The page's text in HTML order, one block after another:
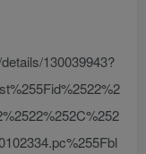
130039943?